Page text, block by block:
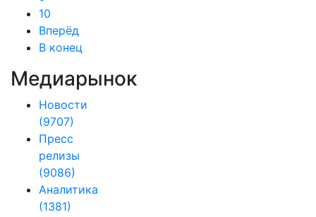
10
Вперёд
В конец
Медиарынок
Новости
(9707)
Пресс
релизы
(9086)
Аналитика
(1381)